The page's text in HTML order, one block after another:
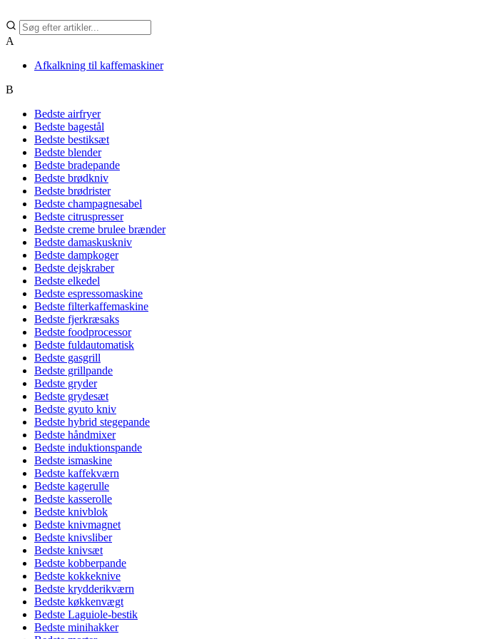
A
Afkalkning til kaffemaskiner
B
Bedste airfryer
Bedste bagestål
Bedste bestiksæt
Bedste blender
Bedste bradepande
Bedste brødkniv
Bedste brødrister
Bedste champagnesabel
Bedste citruspresser
Bedste creme brulee brænder
Bedste damaskuskniv
Bedste dampkoger
Bedste dejskraber
Bedste elkedel
Bedste espressomaskine
Bedste filterkaffemaskine
Bedste fjerkræsaks
Bedste foodprocessor
Bedste fuldautomatisk
Bedste gasgrill
Bedste grillpande
Bedste gryder
Bedste grydesæt
Bedste gyuto kniv
Bedste hybrid stegepande
Bedste håndmixer
Bedste induktionspande
Bedste ismaskine
Bedste kaffekværn
Bedste kagerulle
Bedste kasserolle
Bedste knivblok
Bedste knivmagnet
Bedste knivsliber
Bedste knivsæt
Bedste kobberpande
Bedste kokkeknive
Bedste krydderikværn
Bedste køkkenvægt
Bedste Laguiole-bestik
Bedste minihakker